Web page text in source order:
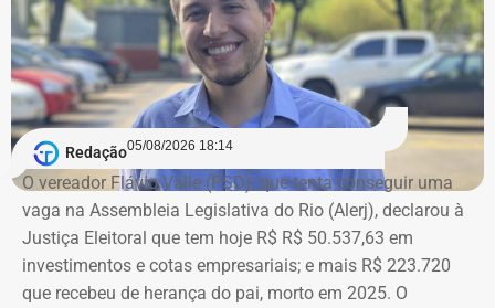
Bens declarados por André Marinho (Novo) à Justiça Eleitoral — Foto:
Reprodução/Divulgacand
Redação05/08/2026 18:14
O vereador Flávio Valle (PSD), que tenta conseguir uma
vaga na Assembleia Legislativa do Rio (Alerj), declarou à
Justiça Eleitoral que tem hoje R$ R$ 50.537,63 em
investimentos e cotas empresariais; e mais R$ 223.720
que recebeu de herança do pai, morto em 2025. O